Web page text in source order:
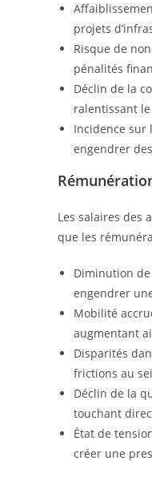
projets
Risque de
pénalités
Déclin de la
ralentissant
Incidence sur
engendrer
Les salaires des
que les
Diminution de
engendrer
Mobilité
augmentant
Disparités
frictions au
Déclin de la
touchant
État de
créer une